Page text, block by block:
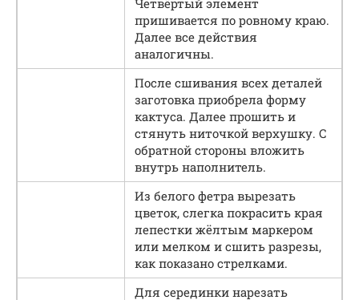
Четвёртый элемент
пришивается по ровному краю.
Далее все действия
аналогичны.
После сшивания всех деталей
заготовка приобрела форму
кактуса. Далее прошить и
стянуть ниточкой верхушку. С
обратной стороны вложить
внутрь наполнитель.
Из белого фетра вырезать
цветок, слегка покрасить края
лепестки жёлтым маркером
или мелком и сшить разрезы,
как показано стрелками.
Для серединки нарезать